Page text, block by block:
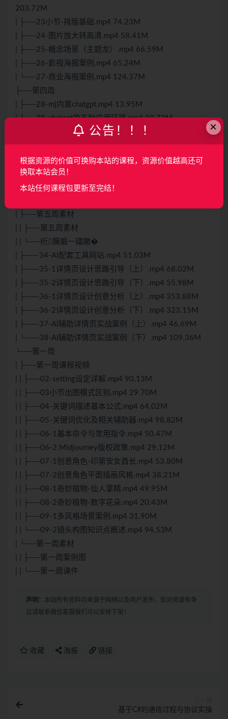
203.72M
| ├──23小节-排版基础.mp4 74.23M
| ├──24-图片放大转高清.mp4 58.41M
| ├──25-概念场景（主题龙）.mp4 66.59M
| ├──26-影视海报案例.mp4 65.24M
| └──27-商业海报案例.mp4 124.37M
├──第四周
| ├──28-mj内置chatgpt.mp4 13.95M
| ├──29-chatgpt的五种应用环境.mp4 38.72M
| ├──30-chatgpt提问小技巧.mp4 52.94M
| ├──31-AI辅助快速打造创意品牌.mp4 67.60M
| ├──32-包装设计漫游指南.mp4 24.86M
| ├──33-创意包装实战应用.mp4 57.25M
| └──第四周素材.zip 703.65M
| ├──第五周素材
| | ├──第五周素材
| | └──绗簲鍛ㄧ礌鏉�
| ├──-34-AI配套工具网站.mp4 51.03M
| ├──-35-1详情页设计思路引导（上）.mp4 68.02M
| ├──-35-2详情页设计思路引导（下）.mp4 55.98M
| ├──-36-1详情页设计创意分析（上）.mp4 353.88M
| ├──-36-2详情页设计创意分析（下）.mp4 323.15M
| ├──-37-AI辅助详情页实战案例（上）.mp4 46.69M
| └──-38-AI辅助详情页实战案例（下）.mp4 109.36M
└──第一周
| ├──第一周课程视频
| | ├──02-setting设定详解.mp4 90.13M
| | ├──03小节出图模式区别.mp4 29.70M
| | ├──04-关键词描述基本公式.mp4 64.02M
| | ├──05-关键词优化及相关辅助器.mp4 98.82M
| | ├──06-1基本命令与常用指令.mp4 50.47M
| | ├──06-2 Midjourney版权政策.mp4 29.12M
| | ├──07-1创意角色-印第安女酋长.mp4 53.80M
| | ├──07-2创意角色平面插画风格.mp4 38.21M
| | ├──08-1奇妙植物-仙人掌精.mp4 49.95M
| | ├──08-2奇妙植物-数字花朵.mp4 20.43M
| | ├──09-1多风格场景案例.mp4 31.90M
| | └──09-2镜头构图知识点概述.mp4 94.53M
| └──第一周素材
| | ├──第一周案例图
| | └──第一周课件
声明： 本站所有资料均来源于网络以及用户发布，如对资源有争
议请联系微信客服我们可以安排下架！
收藏 海报 链接
基于C#的通信过程与协议实操
×
公告！！！
根据资源的价值可换购本站的课程，资源价值越高还可
换取本站会员！
本站任何课程包更新至完结！